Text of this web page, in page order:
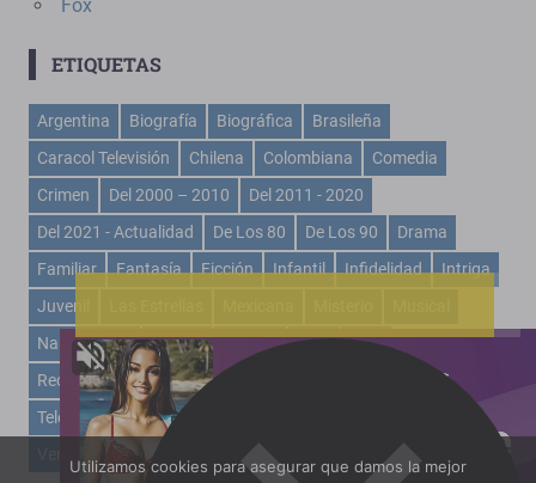
Fox
ETIQUETAS
Argentina Biografía Biográfica
Brasileña
Caracol Televisión
Chilena Colombiana
Comedia
Crimen
Del 2000 – 2010
Del 2011 - 2020
Del 2021 - Actualidad
De Los 80 De Los 90
Drama
Familiar
Fantasía Ficción Infantil Infidelidad
Intriga
Juvenil
Narcotrafico
Policial Política RCN
Rctv
Recuento De La Vida
Rede Globo
Telemundo
Televisa
Turca TV Azteca
Venevisión
Venganza Vix
Utilizamos cookies para asegurar que damos la mejor